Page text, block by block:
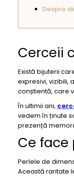
Despre
Cerceii
Există bijuterii
expresivi,
conștientă, care
În ultimii ani,
vedem în ținute
prezență
Ce face
Perlele de
Această raritate